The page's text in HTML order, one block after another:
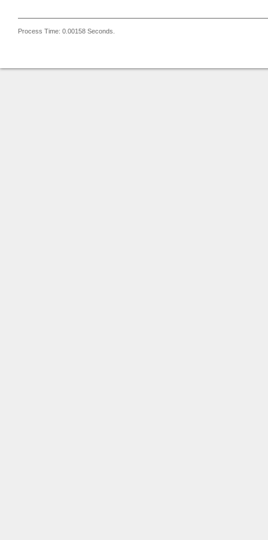
Process Time: 0.00158 Seconds.